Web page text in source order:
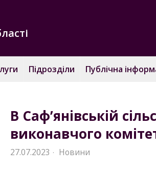
Підрозділи Публічна
В Саф’янівській
виконавчого
27.07.2023 · Новини